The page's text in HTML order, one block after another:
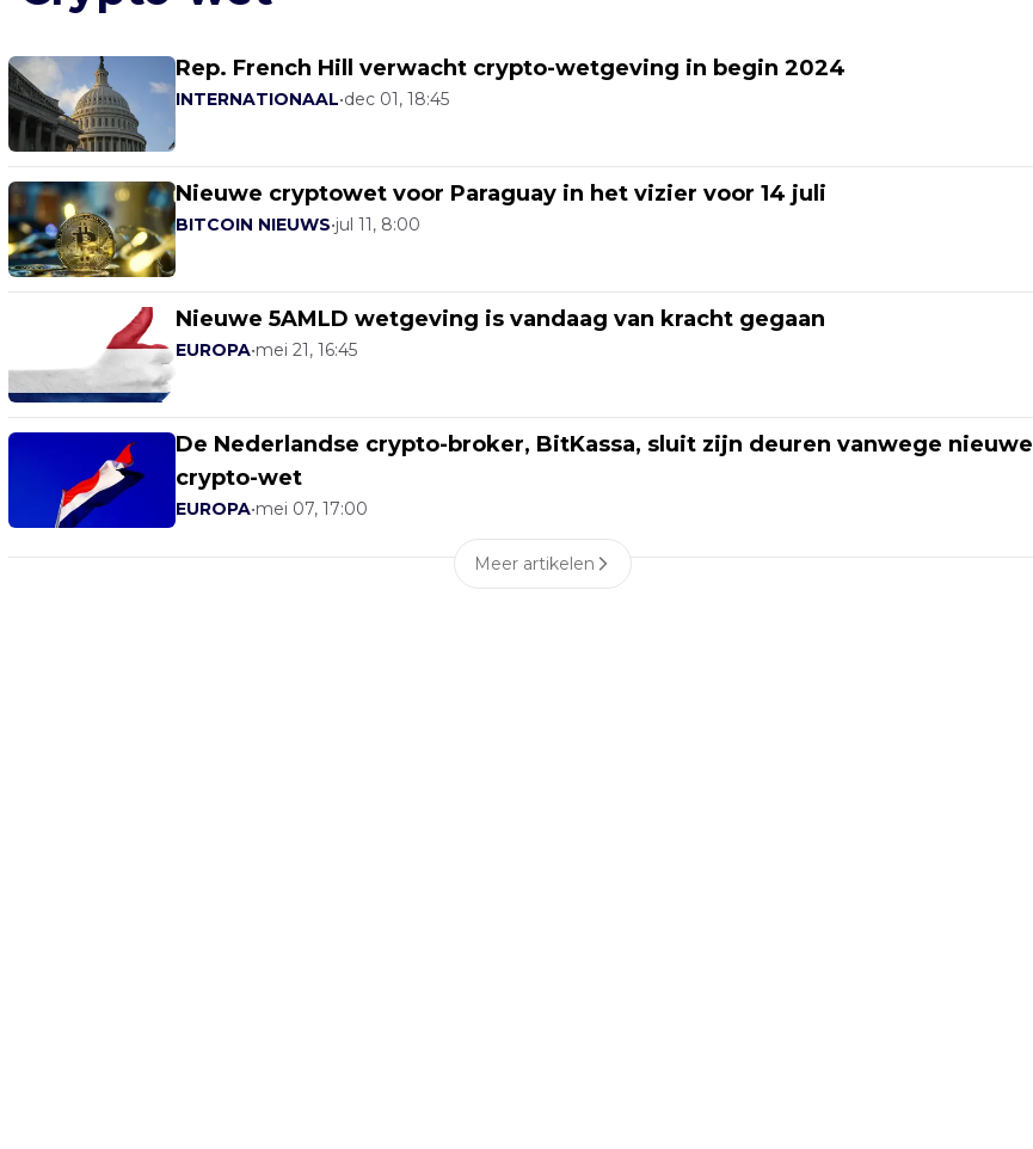
Rep. French Hill verwacht crypto-wetgeving in begin 2024
INTERNATIONAAL•dec 01, 18:45
Nieuwe cryptowet voor Paraguay in het vizier voor 14 juli
BITCOIN NIEUWS•jul 11, 8:00
Nieuwe 5AMLD wetgeving is vandaag van kracht gegaan
EUROPA•mei 21, 16:45
De Nederlandse crypto-broker, BitKassa, sluit zijn deuren vanwege nieuwe
crypto-wet
EUROPA•mei 07, 17:00
Meer artikelen